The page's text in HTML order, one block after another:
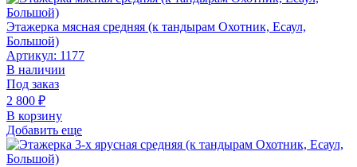
Этажерка мясная средняя (к тандырам Охотник, Есаул,
Большой)
Артикул: 1177
В наличии
Под заказ
2 800 ₽
В корзину
Добавить еще